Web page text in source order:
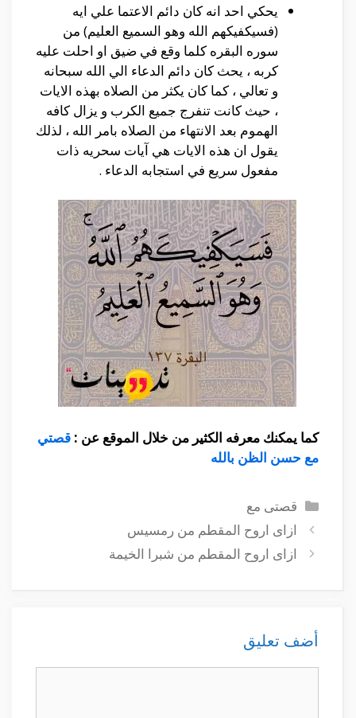
يحكي احد انه كان دائم الاعتما علي ايه
(فسيكفيكهم الله وهو السميع العليم) من
سوره البقره كلما وقع في ضيق او احلت عليه
كربه ، يحث كان دائم الدعاء الي الله سبحانه
و تعالي ، كما كان يكثر من الصلاه بهذه الايات
، حيث كانت تنفرج جميع الكرب و يزال كافه
الهموم بعد الانتهاء من الصلاه بامر الله ، لذلك
يقول ان هذه الايات هي آيات سحريه ذات
مفعول سريع في استجابه الدعاء .
كما يمكنك معرفه الكثير من خلال الموقع عن : قصتي
مع حسن الظن بالله
التصنيفات
قصتى مع
ازاى اروح المقطم من رمسيس
ازاى اروح المقطم من شبرا الخيمة
أضف تعليق